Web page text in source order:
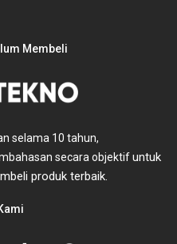
Membeli
selama 10 tahun,
secara objektifuntuk
produk terbaik.